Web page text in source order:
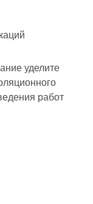
уделите
работ